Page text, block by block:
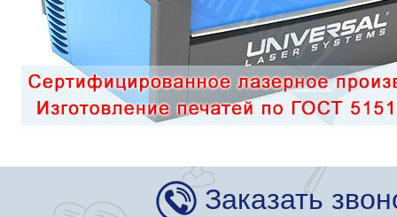
Заказать